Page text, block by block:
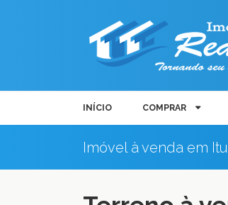
INÍCIO COMPRAR
Imóvel à venda em